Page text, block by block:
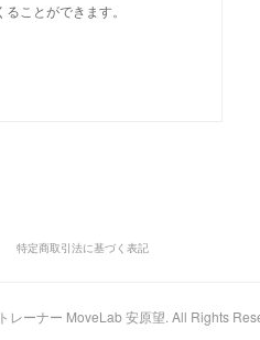
ことができます。
特定商取引法に基づく表記
ーナー MoveLab 安原望. All Rights